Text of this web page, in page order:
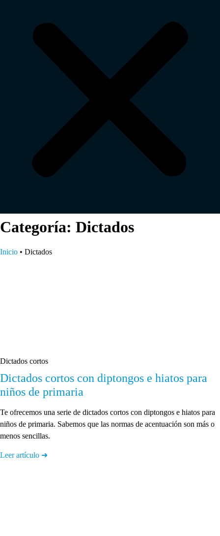
Categoría: Dictados
Inicio • Dictados
Dictados cortos
Dictados cortos con diptongos e hiatos para
niños de primaria
Te ofrecemos una serie de dictados cortos con diptongos e hiatos para
niños de primaria. Sabemos que las normas de acentuación son más o
menos sencillas.
Leer artículo ➜